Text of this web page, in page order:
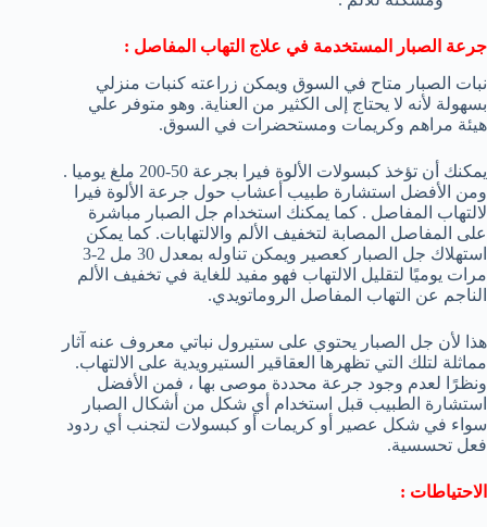
جرعة الصبار المستخدمة في علاج التهاب المفاصل :
نبات الصبار متاح في السوق ويمكن زراعته كنبات منزلي
بسهولة لأنه لا يحتاج إلى الكثير من العناية. وهو متوفر علي
هيئة مراهم وكريمات ومستحضرات في السوق.
يمكنك أن تؤخذ كبسولات الألوة فيرا بجرعة 50-200 ملغ يوميا .
ومن الأفضل استشارة طبيب أعشاب حول جرعة الألوة فيرا
لالتهاب المفاصل . كما يمكنك استخدام جل الصبار مباشرة
على المفاصل المصابة لتخفيف الألم والالتهابات. كما يمكن
استهلاك جل الصبار كعصير ويمكن تناوله بمعدل 30 مل 2-3
مرات يوميًا لتقليل الالتهاب فهو مفيد للغاية في تخفيف الألم
الناجم عن التهاب المفاصل الروماتويدي.
هذا لأن جل الصبار يحتوي على ستيرول نباتي معروف عنه آثار
مماثلة لتلك التي تظهرها العقاقير الستيرويدية على الالتهاب.
ونظرًا لعدم وجود جرعة محددة موصى بها ، فمن الأفضل
استشارة الطبيب قبل استخدام أي شكل من أشكال الصبار
سواء في شكل عصير أو كريمات أو كبسولات لتجنب أي ردود
فعل تحسسية.
الاحتياطات :